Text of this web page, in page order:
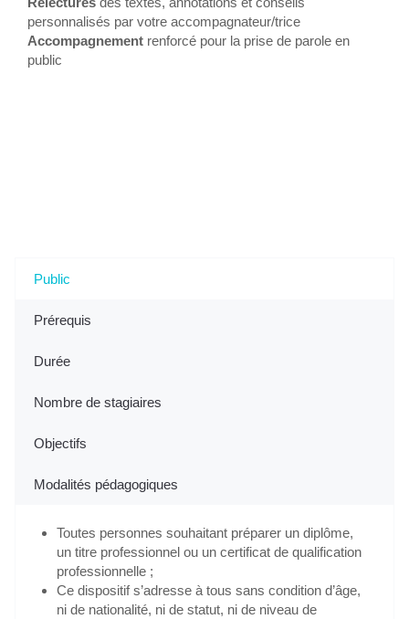
personnalisés par votre accompagnateur/trice
Accompagnement renforcé pour la prise de parole en
public
Public
Prérequis
Durée
Nombre de stagiaires
Objectifs
Modalités pédagogiques
Toutes personnes souhaitant préparer un diplôme,
un titre professionnel ou un certificat de qualification
professionnelle ;
Ce dispositif s’adresse à tous sans condition d’âge,
ni de nationalité, ni de statut, ni de niveau de